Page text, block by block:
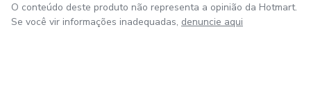
O conteúdo deste produto não representa a opinião da Hotmart.
Se você vir informações inadequadas, denuncie aqui